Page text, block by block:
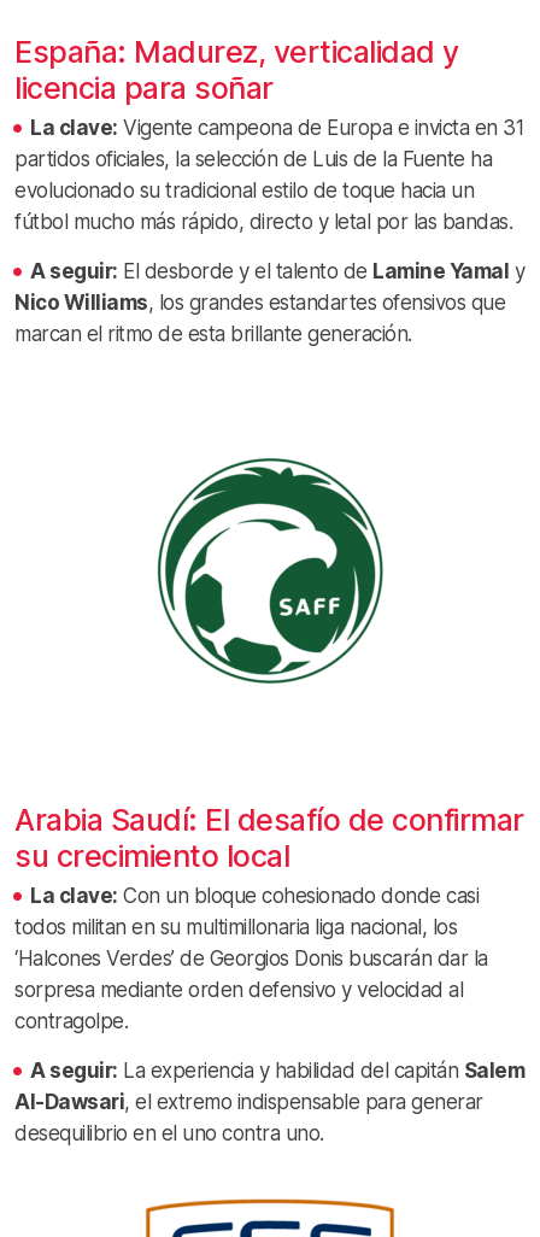
España: Madurez, verticalidad y
licencia para soñar
La clave: Vigente campeona de Europa e invicta en 31
partidos oficiales, la selección de Luis de la Fuente ha
evolucionado su tradicional estilo de toque hacia un
fútbol mucho más rápido, directo y letal por las bandas.
A seguir: El desborde y el talento de Lamine Yamal y
Nico Williams, los grandes estandartes ofensivos que
marcan el ritmo de esta brillante generación.
Arabia Saudí: El desafío de confirmar
su crecimiento local
La clave: Con un bloque cohesionado donde casi
todos militan en su multimillonaria liga nacional, los
‘Halcones Verdes’ de Georgios Donis buscarán dar la
sorpresa mediante orden defensivo y velocidad al
contragolpe.
A seguir: La experiencia y habilidad del capitán Salem
Al-Dawsari, el extremo indispensable para generar
desequilibrio en el uno contra uno.